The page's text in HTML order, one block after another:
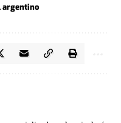
argentino